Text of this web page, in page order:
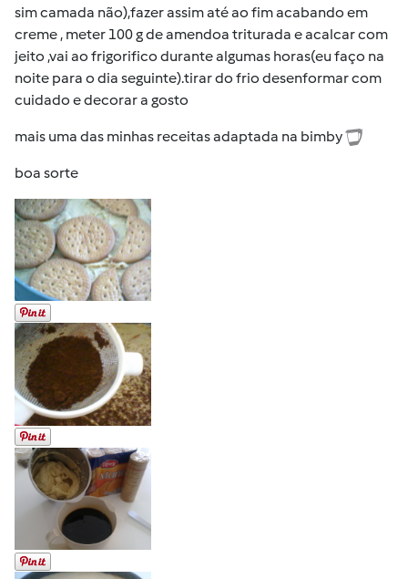
sim camada não),fazer assim até ao fim acabando em
creme , meter 100 g de amendoa triturada e acalcar com
jeito ,vai ao frigorifico durante algumas horas(eu faço na
noite para o dia seguinte).tirar do frio desenformar com
cuidado e decorar a gosto
mais uma das minhas receitas adaptada na bimby
boa sorte